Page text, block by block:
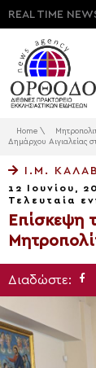
REAL TIME
Home \
Δημάρχου Αιγιαλείας
Ι.Μ.
12 Ιουνίου,
Τελευταία
Επίσκεψη
Διαδώστε: